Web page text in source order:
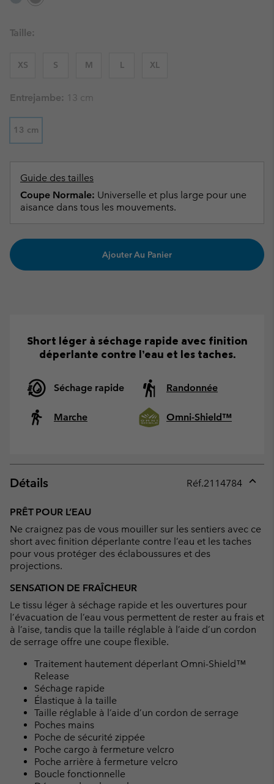
Taille:
XS S M L XL
Entrejambe: 13 cm
13 cm
Guide des tailles
Coupe Normale: Universelle et plus large pour une
aisance dans tous les mouvements.
Ajouter Au Panier
Short léger à séchage rapide avec finition
déperlante contre l’eau et les taches.
Séchage rapide Randonnée
Marche Omni-Shield™
Détails Réf.2114784
PRÊT POUR L’EAU
Ne craignez pas de vous mouiller sur les sentiers avec ce
short avec finition déperlante contre l’eau et les taches
pour vous protéger des éclaboussures et des
projections.
SENSATION DE FRAÎCHEUR
Le tissu léger à séchage rapide et les ouvertures pour
l’évacuation de l’eau vous permettent de rester au frais et
à l’aise, tandis que la taille réglable à l’aide d’un cordon
de serrage offre une coupe flexible.
Traitement hautement déperlant Omni-Shield™
Release
Séchage rapide
Élastique à la taille
Taille réglable à l’aide d’un cordon de serrage
Poches mains
Poche de sécurité zippée
Poche cargo à fermeture velcro
Poche arrière à fermeture velcro
Boucle fonctionnelle